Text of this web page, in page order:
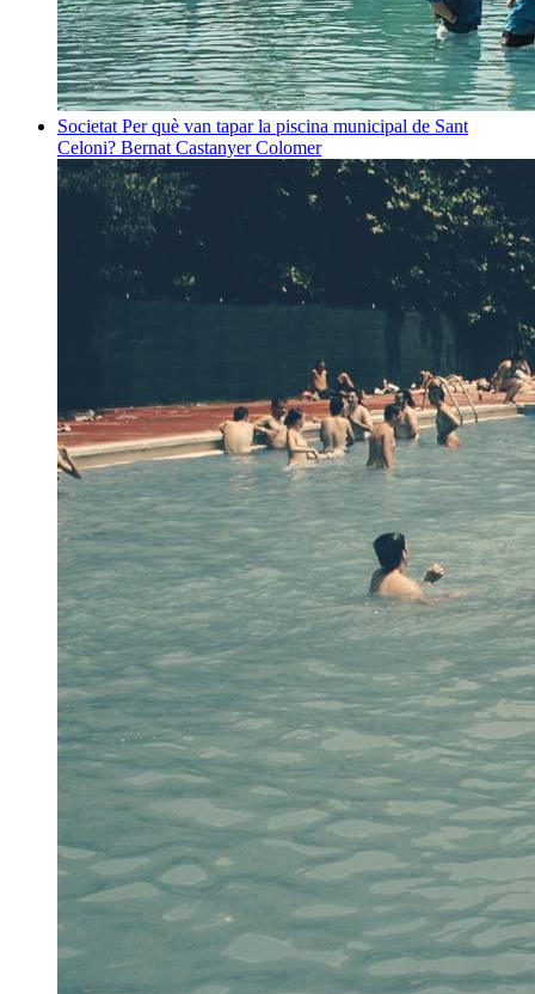
Societat Per què van tapar la piscina municipal de Sant
Celoni? Bernat Castanyer Colomer